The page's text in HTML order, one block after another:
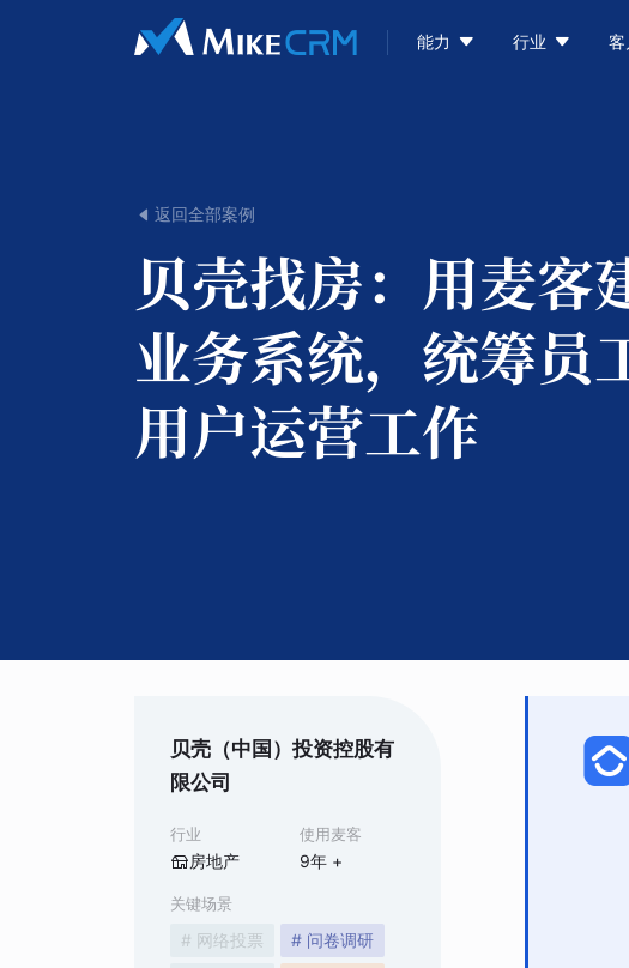
能力  行业  客
 返回全部案例
贝壳找房： 用麦客
业务系统，统筹员
用户运营工作
贝壳（中国）投资控股有
限公司
行业
房地产
使用麦客
9年 +
关键场景
# 网络投票
# 问卷调研